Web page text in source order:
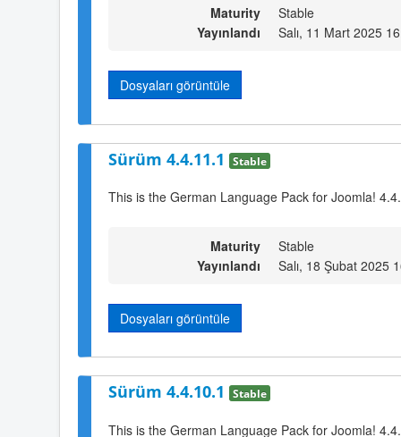
Maturity
Stable
Yayınlandı
Salı, 11 Mart 2025
Dosyaları görüntüle
Sürüm 4.4.11.1 Stable
This is the German Language Pack for Joomla!
Maturity
Stable
Yayınlandı
Salı, 18 Şubat 2025
Dosyaları görüntüle
Sürüm 4.4.10.1 Stable
This is the German Language Pack for Joomla!